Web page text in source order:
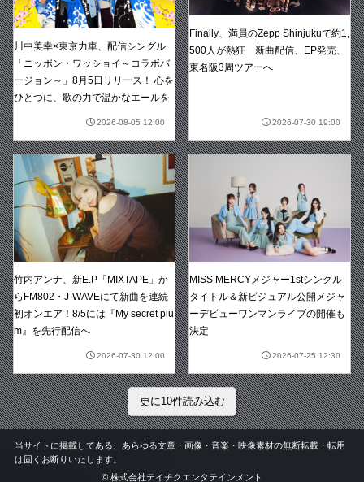
川中美幸×東京力車、配信シングル
「ニッポン・ワッショイ～コラボバ
ージョン～」8月5日リリース！ 心を
ひとつに、歌の力で温かなエールを
2026-08-05 12:00
Finally、満員のZepp Shinjukuで約1,
500人が熱狂 新曲配信、EP発売、
東名阪3周ツアーへ
2026-07-30 19:00
竹内アンナ、新E.P「MIXTAPE」か
らFM802・J-WAVEにて新曲を連続
初オンエア！8/5には『My secret plu
m』を先行配信へ
2026-07-30 12:00
MISS MERCYメジャー1stシングル
タイトル＆新ビジュアル公開メジャ
ーデビューワンマンライブの開催も
決定
2026-07-25 12:30
更に10件読み込む
当サイトに掲載してある、あらゆる文章・画像・音楽・映像素材の無断転載・転用
は固くお断りいたします。
© 株式会社テイチクエンタテインメント